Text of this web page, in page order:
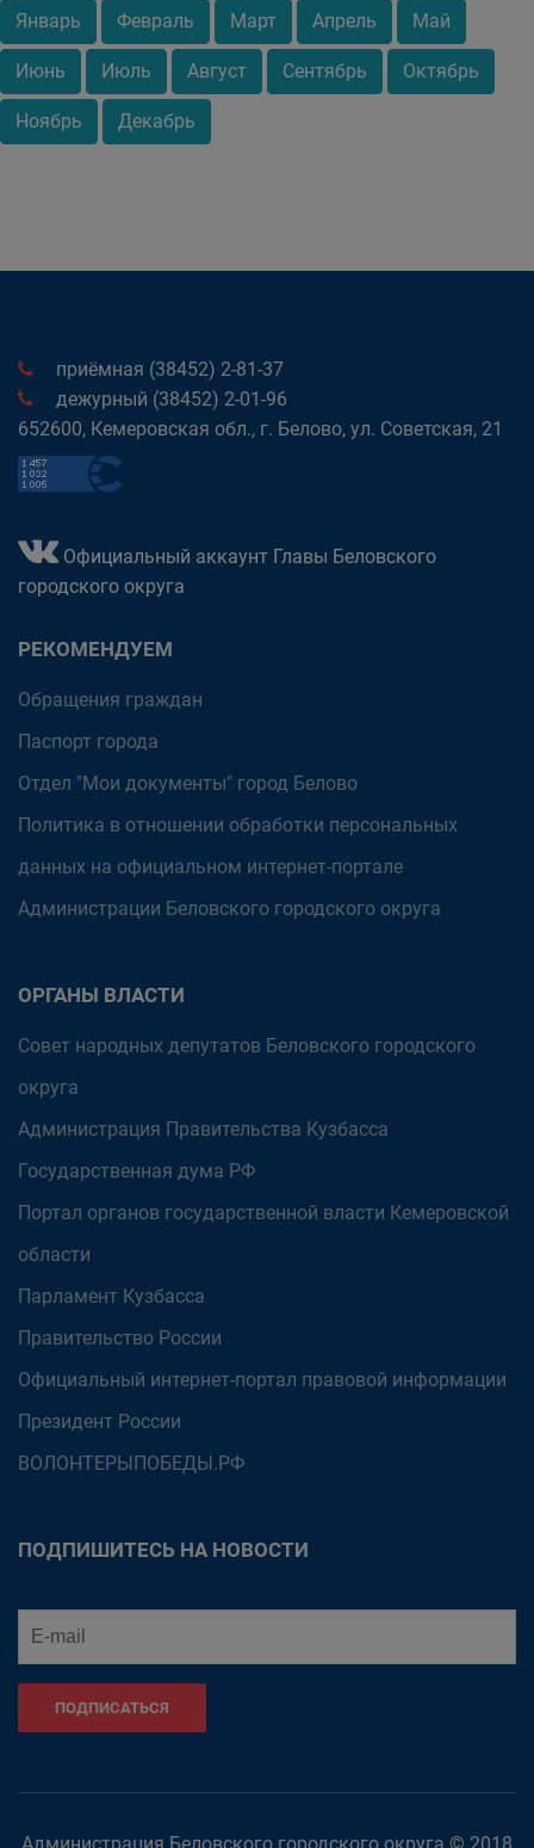
Январь Февраль Март Апрель Май
Июнь Июль Август Сентябрь Октябрь
Ноябрь Декабрь
приёмная (38452) 2-81-37
дежурный (38452) 2-01-96
652600, Кемеровская обл., г. Белово, ул. Советская, 21
Официальный аккаунт Главы Беловского
городского округа
РЕКОМЕНДУЕМ
Обращения граждан
Паспорт города
Отдел "Мои документы" город Белово
Политика в отношении обработки персональных
данных на официальном интернет-портале
Администрации Беловского городского округа
ОРГАНЫ ВЛАСТИ
Совет народных депутатов Беловского городского
округа
Администрация Правительства Кузбасса
Государственная дума РФ
Портал органов государственной власти Кемеровской
области
Парламент Кузбасса
Правительство России
Официальный интернет-портал правовой информации
Президент России
ВОЛОНТЕРЫПОБЕДЫ.РФ
ПОДПИШИТЕСЬ НА НОВОСТИ
ПОДПИСАТЬСЯ